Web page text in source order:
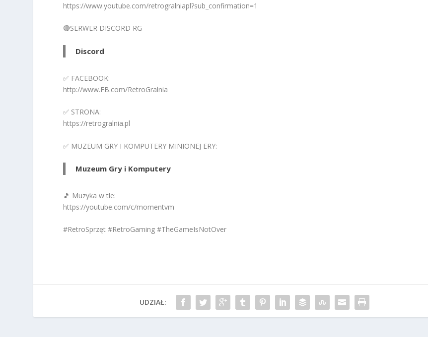
https://www.youtube.com/retrogralniapl?sub_confirmation=1
🔴SERWER DISCORD RG
Discord
✅ FACEBOOK:
http://www.FB.com/RetroGralnia
✅ STRONA:
https://retrogralnia.pl
✅ MUZEUM GRY I KOMPUTERY MINIONEJ ERY:
Muzeum Gry i Komputery
🎵 Muzyka w tle:
https://youtube.com/c/momentvm
#RetroSprzęt #RetroGaming #TheGameIsNotOver
UDZIAŁ: